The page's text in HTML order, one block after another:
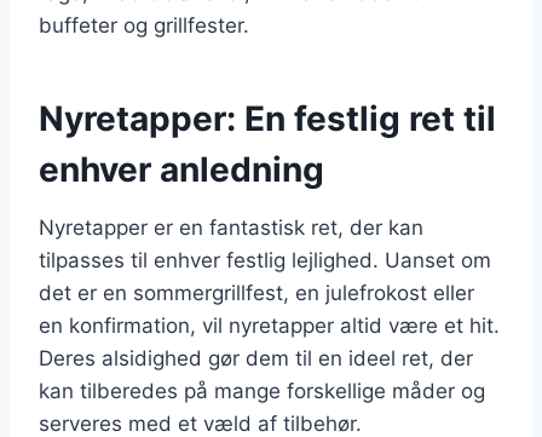
buffeter og grillfester.
Nyretapper: En festlig ret til
enhver anledning
Nyretapper er en fantastisk ret, der kan
tilpasses til enhver festlig lejlighed. Uanset om
det er en sommergrillfest, en julefrokost eller
en konfirmation, vil nyretapper altid være et hit.
Deres alsidighed gør dem til en ideel ret, der
kan tilberedes på mange forskellige måder og
serveres med et væld af tilbehør.